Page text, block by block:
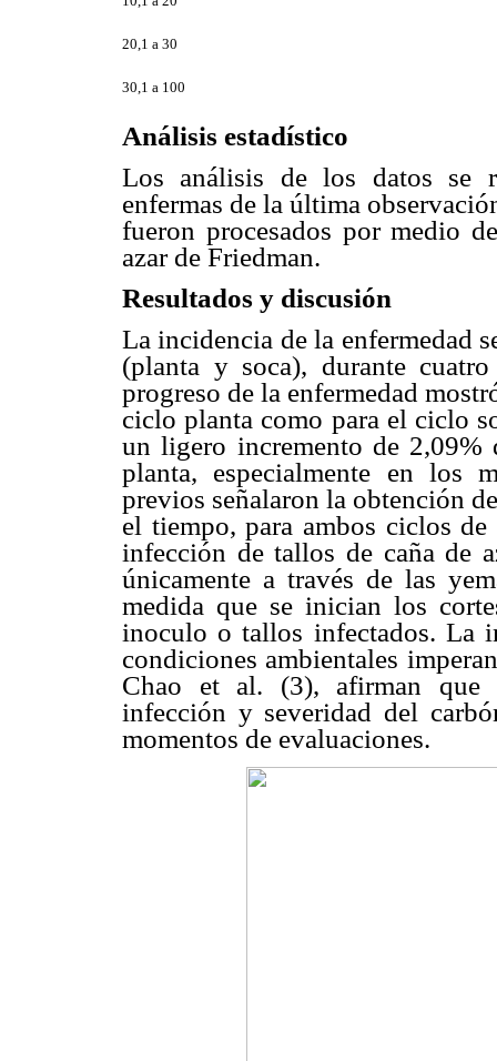
20,1 a 30
30,1 a 100
Análisis estadístico
Los análisis de los datos se
enfermas de la última
fueron procesados por medio
azar de Friedman.
Resultados y discusión
La incidencia de la enfermedad
(planta y soca), durante
progreso de la enfermedad
ciclo planta como para el ciclo
un ligero incremento de 2,09%
planta, especialmente en los
previos señalaron la obtención
el tiempo, para ambos ciclos
infección de tallos de caña de
únicamente a través de las
medida que se inician los
inoculo o tallos infectados. La
condiciones ambientales
Chao et al. (3), afirman que
infección y severidad del
momentos de evaluaciones.